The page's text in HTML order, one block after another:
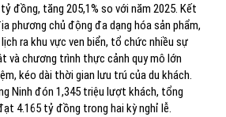
đồng, tăng 205,1% so với năm 2025. Kết
phương chủ động đa dạng hóa sản phẩm,
ra khu vực ven biển, tổ chức nhiều sự
và chương trình thực cảnh quy mô lớn
kéo dài thời gian lưu trú của du khách.
Ninh đón 1,345 triệu lượt khách, tổng
4.165 tỷ đồng trong hai kỳ nghỉ lễ.